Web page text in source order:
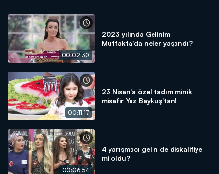
00:02:30
2023 yılında Gelinim
Mutfakta'da neler yaşandı?
00:11:17
23 Nisan'a özel tadım minik
misafir Yaz Baykuş'tan!
00:06:54
4 yarışmacı gelin de diskalifiye
mi oldu?